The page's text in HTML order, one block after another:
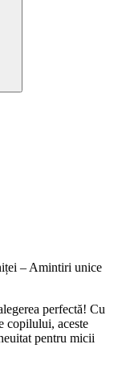
– Amintiri unice
perfectă! Cu
copilului, aceste
pentru micii